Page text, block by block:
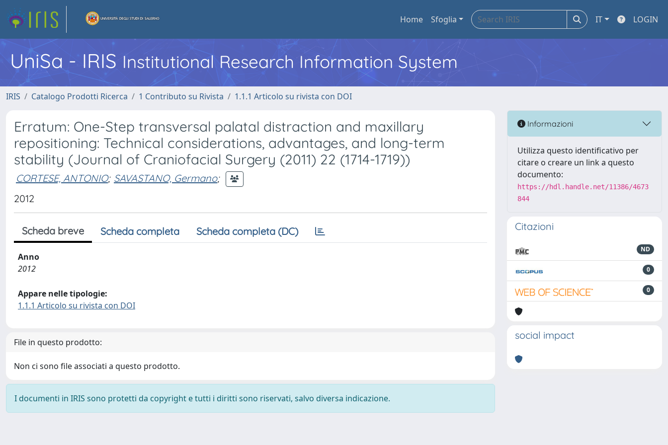
Home Sfoglia IT LOGIN
UniSa - IRIS Institutional Research Information System
IRIS Catalogo Prodotti Ricerca 1 Contributo su Rivista 1.1.1 Articolo su rivista con DOI
Erratum: One-Step transversal palatal distraction and maxillary
repositioning: Technical considerations, advantages, and long-term
stability (Journal of Craniofacial Surgery (2011) 22 (1714-1719))
CORTESE, ANTONIO; SAVASTANO, Germano;
2012
Scheda breve Scheda completa Scheda completa (DC)
Anno
2012
Appare nelle tipologie:
1.1.1 Articolo su rivista con DOI
File in questo prodotto:
Non ci sono file associati a questo prodotto.
I documenti in IRIS sono protetti da copyright e tutti i diritti sono riservati, salvo diversa indicazione.
Informazioni
Utilizza questo identificativo per
citare o creare un link a questo
documento:
https://hdl.handle.net/11386/4673
844
Citazioni
ND
0
0
social impact